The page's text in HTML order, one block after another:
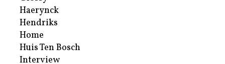
Haerynck
Hendriks
Home
Huis Ten Bosch
Interview